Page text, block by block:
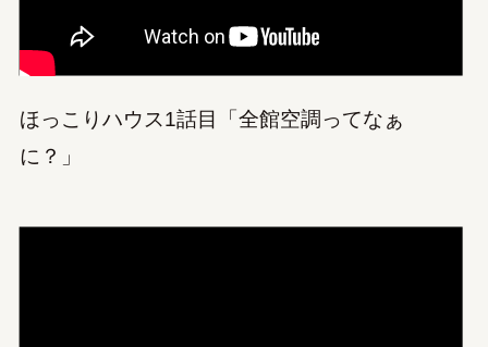
ほっこりハウス1話目「全館空調ってなぁ
に？」